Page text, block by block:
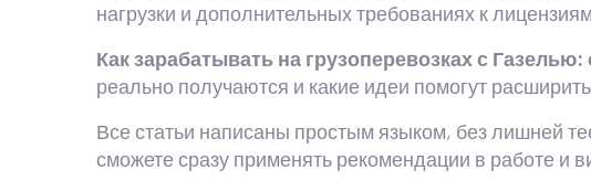
нагрузки и дополнительных требованиях к
Как зарабатывать на грузоперевозках с
реально получаются и какие идеи помогут
Все статьи написаны простым языком, без лишней
сможете сразу применять рекомендации в работе и